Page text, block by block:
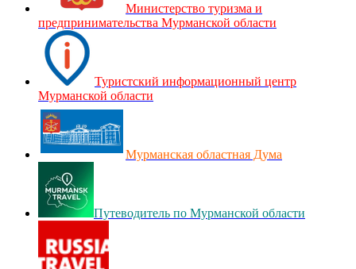
Министерство туризма и
предпринимательства Мурманской области
Туристский информационный центр
Мурманской области
Мурманская областная Дума
Путеводитель по Мурманской области